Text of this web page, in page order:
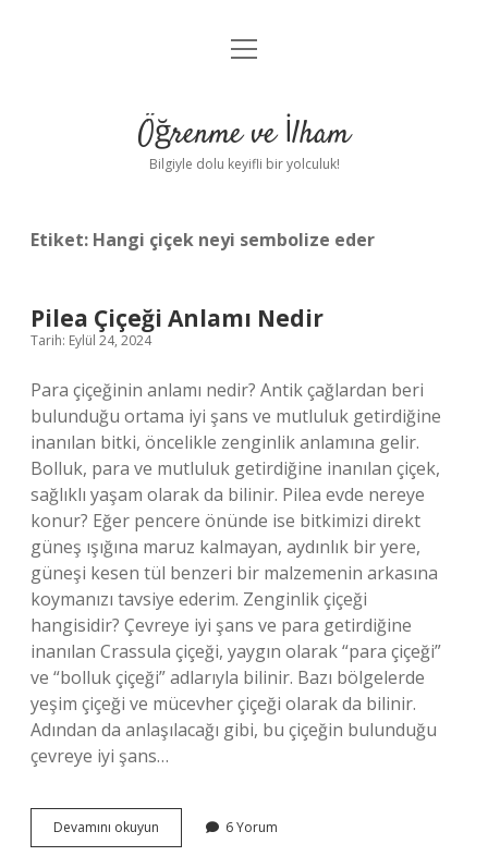
Anasayfa
Yasal Uyarı
menüyü
Öğrenme ve İlham
Bilgiyle dolu keyifli bir yolculuk!
Etiket: Hangi çiçek neyi sembolize eder
Pilea Çiçeği Anlamı Nedir
Tarih: Eylül 24, 2024
Para çiçeğinin anlamı nedir? Antik çağlardan beri
bulunduğu ortama iyi şans ve mutluluk getirdiğine
inanılan bitki, öncelikle zenginlik anlamına gelir.
Bolluk, para ve mutluluk getirdiğine inanılan çiçek,
sağlıklı yaşam olarak da bilinir. Pilea evde nereye
konur? Eğer pencere önünde ise bitkimizi direkt
güneş ışığına maruz kalmayan, aydınlık bir yere,
güneşi kesen tül benzeri bir malzemenin arkasına
koymanızı tavsiye ederim. Zenginlik çiçeği
hangisidir? Çevreye iyi şans ve para getirdiğine
inanılan Crassula çiçeği, yaygın olarak “para çiçeği”
ve “bolluk çiçeği” adlarıyla bilinir. Bazı bölgelerde
yeşim çiçeği ve mücevher çiçeği olarak da bilinir.
Adından da anlaşılacağı gibi, bu çiçeğin bulunduğu
çevreye iyi şans…
Devamını okuyun
Çiçeği
6 Yorum